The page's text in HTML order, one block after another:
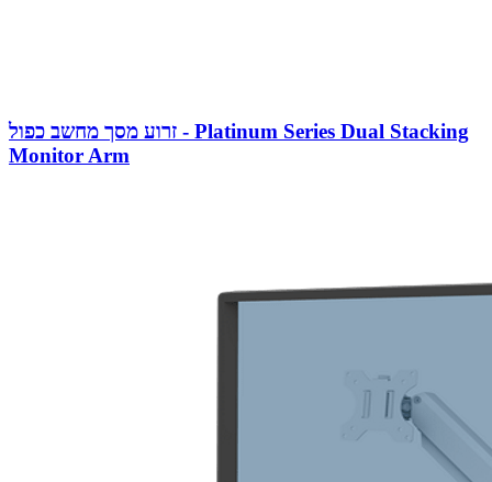
זרוע מסך מחשב כפול - Platinum Series Dual Stacking
Monitor Arm